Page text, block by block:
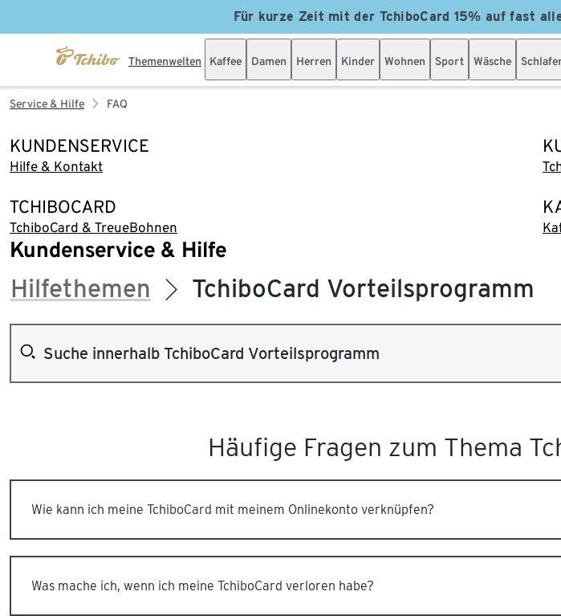
Für kurze Zeit mit der TchiboCard 15% auf fast
Themenwelten Kaffee Damen Herren Kinder Wohnen Sport Wäsche
Service & Hilfe FAQ
KUNDENSERVICE
Hilfe & Kontakt
TCHIBOCARD
TchiboCard & TreueBohnen
Kundenservice & Hilfe
Hilfethemen TchiboCard Vorteilsprogramm
Häufige Fragen zum Thema
Wie kann ich meine TchiboCard mit meinem Onlinekonto verknüpfen?
Was mache ich, wenn ich meine TchiboCard verloren habe?